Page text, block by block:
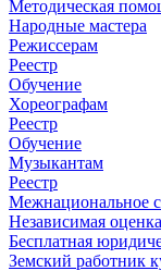
Методическая
Народные мастера
Режиссерам
Реестр
Обучение
Хореографам
Реестр
Обучение
Музыкантам
Реестр
Межнациональное
Независимая
Бесплатная
Земский работник